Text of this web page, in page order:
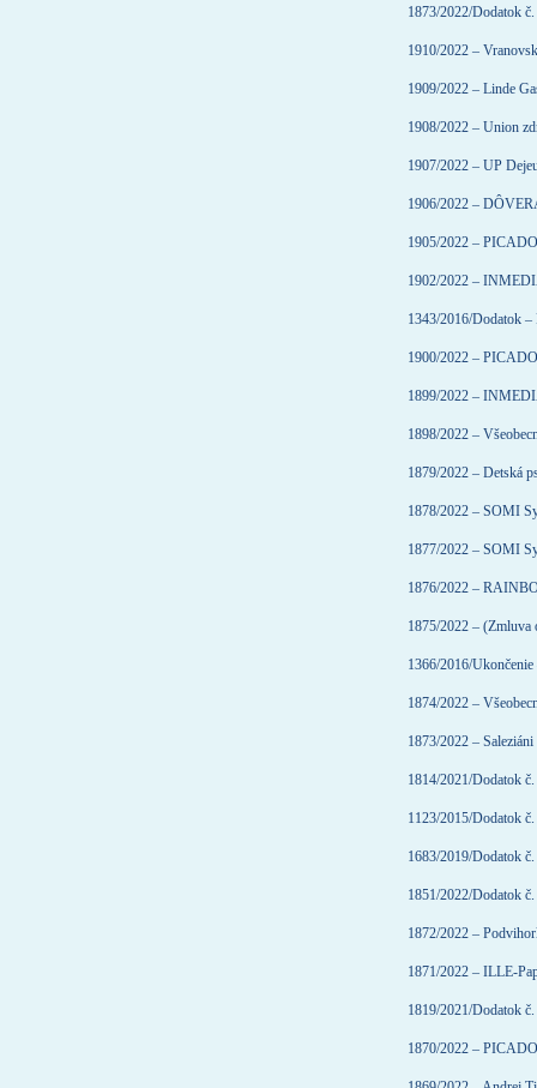
1873/2022/Dodatok
1910/2022 –
1909/2022 – Linde
1908/2022 – Union
1907/2022 – UP
1906/2022 –
1905/2022 –
1902/2022 –
1343/2016/Dodatok
1900/2022 –
1899/2022 –
1898/2022 –
1879/2022 – Detská
1878/2022 – SOMI
1877/2022 – SOMI
1876/2022 –
1875/2022 – (Zmluva
1366/2016/
1874/2022 –
1873/2022 –
1814/2021/Dodatok
1123/2015/Dodatok
1683/2019/Dodatok
1851/2022/Dodatok
1872/2022 –
1871/2022 – ILLE-
1819/2021/Dodatok
1870/2022 –